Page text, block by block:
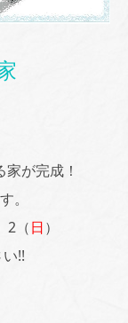
が完成！
。
2（日）
!!